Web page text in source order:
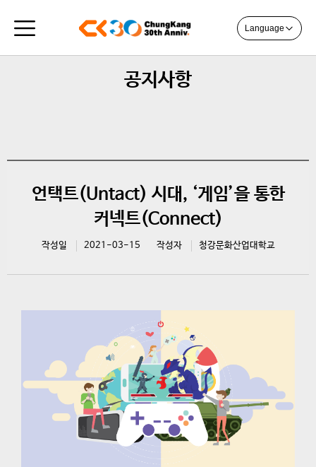
Language
공지사항
언택트(Untact) 시대, ‘게임’을 통한
커넥트(Connect)
작성일 2021-03-15 작성자 청강문화산업대학교